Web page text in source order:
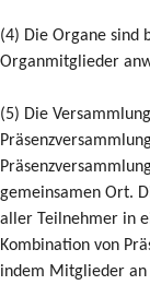
(4) Die Organe sind
Organmitglieder
(5) Die
gemeinsamen Ort.
aller Teilnehmer in
Kombination von
indem Mitglieder an